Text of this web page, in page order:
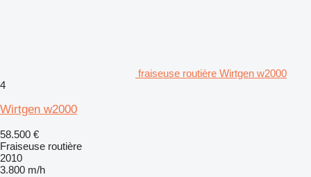
fraiseuse routière Wirtgen w2000
4
Wirtgen w2000
58.500 €
Fraiseuse routière
2010
3.800 m/h